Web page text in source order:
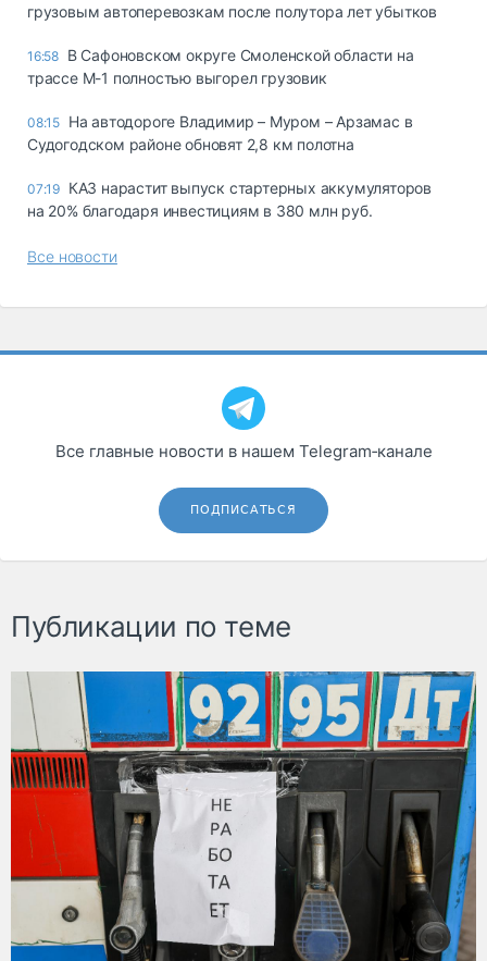
грузовым автоперевозкам после полутора лет убытков
16:58 В Сафоновском округе Смоленской области на
трассе М-1 полностью выгорел грузовик
08:15 На автодороге Владимир – Муром – Арзамас в
Судогодском районе обновят 2,8 км полотна
07:19 КАЗ нарастит выпуск стартерных аккумуляторов
на 20% благодаря инвестициям в 380 млн руб.
Все новости
Все главные новости в нашем Telegram‑канале
ПОДПИСАТЬСЯ
Публикации по теме